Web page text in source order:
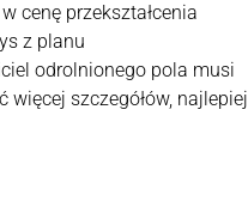
cenę przekształcenia
z planu
odrolnionego pola musi
więcej szczegółów, najlepiej